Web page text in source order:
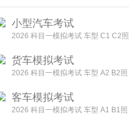
小型汽车考试
2026 科目一模拟考试 车型 C1 C2照
货车模拟考试
2026 科目一模拟考试 车型 A2 B2照
客车模拟考试
2026 科目一模拟考试 车型 A1 B1照